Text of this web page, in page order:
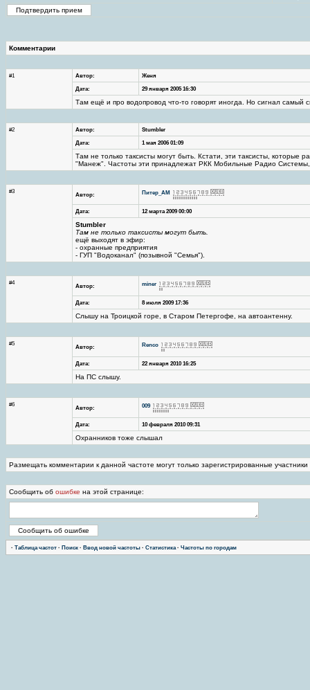
Комментарии
#1 Автор:
Женя
Дата:
29 января 2005 16:30
Там ещё и про водопровод что-то говорят иногда. Но сигнал самый
#2 Автор:
Stumbler
Дата:
1 мая 2006 01:09
Там не только таксисты могут быть. Кстати, эти таксисты, которые
"Манеж". Частоты эти принадлежат РКК Мобильные Радио Системы,
#3 Автор: Питер_AM
Дата: 12 марта 2009 00:00
Stumbler
Там не только таксисты могут быть.
ещё выходят в эфир:
- охранные предприятия
- ГУП "Водоканал" (позывной "Семья").
#4 Автор: miner
Дата: 8 июля 2009 17:36
Слышу на Троицкой горе, в Старом Петергофе, на автоантенну.
#5 Автор: Renco
Дата: 22 января 2010 16:25
На ПС слышу.
#6 Автор: 009
Дата: 10 февраля 2010 09:31
Охранников тоже слышал
Размещать комментарии к данной частоте могут только зарегистрированные
Сообщить об ошибке на этой странице:
· Таблица частот · Поиск · Ввод новой частоты · Статистика· Частоты по городам